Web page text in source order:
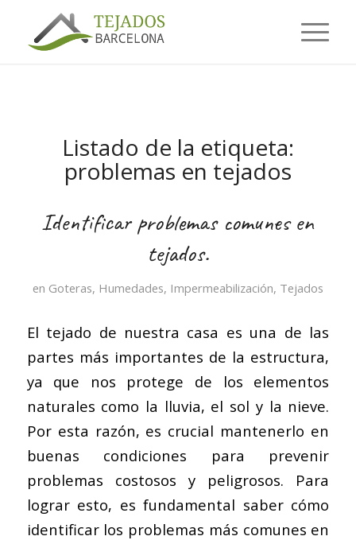
Listado de la etiqueta:
problemas en tejados
Identificar problemas comunes en
tejados.
en Goteras, Humedades, Impermeabilización, Tejados
El tejado de nuestra casa es una de las
partes más importantes de la estructura,
ya que nos protege de los elementos
naturales como la lluvia, el sol y la nieve.
Por esta razón, es crucial mantenerlo en
buenas condiciones para prevenir
problemas costosos y peligrosos. Para
lograr esto, es fundamental saber cómo
identificar los problemas más comunes en